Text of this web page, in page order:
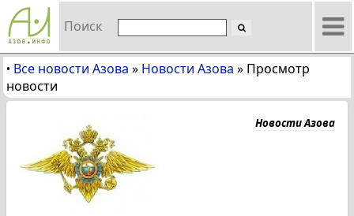
Поиск
• Все новости Азова » Новости Азова » Просмотр
новости
Новости Азова